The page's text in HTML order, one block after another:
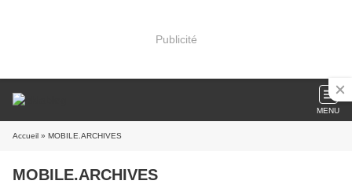
Publicité
MENU
Accueil » MOBILE.ARCHIVES
MOBILE.ARCHIVES